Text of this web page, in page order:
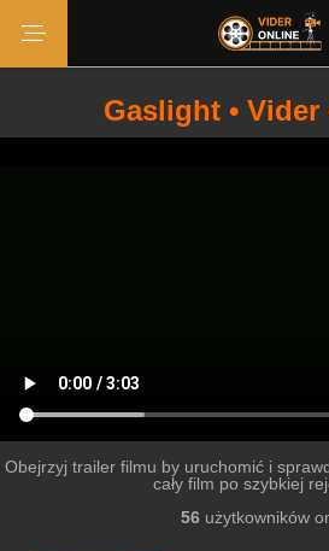
Gaslight • Vider
Obejrzyj trailer filmu by uruchomić i
cały film po szybkiej
56użytkowników